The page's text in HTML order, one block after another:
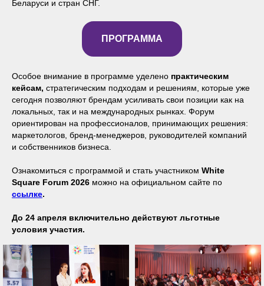
Беларуси и стран СНГ.
ПРОГРАММА
Особое внимание в программе уделено практическим
кейсам, стратегическим подходам и решениям, которые уже
сегодня позволяют брендам усиливать свои позиции как на
локальных, так и на международных рынках. Форум
ориентирован на профессионалов, принимающих решения:
маркетологов, бренд-менеджеров, руководителей компаний
и собственников бизнеса.
Ознакомиться с программой и стать участником White
Square Forum 2026 можно на официальном сайте по
ссылке.
До 24 апреля включительно действуют льготные
условия участия.